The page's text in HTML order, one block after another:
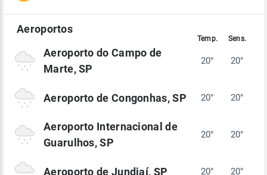
Aeroporto do Campo de
Marte, SP
20° 20°
Aeroporto de Congonhas, SP 20° 20°
Aeroporto Internacional de
Guarulhos, SP
20° 20°
Aeroporto de Jundiaí, SP 20° 20°